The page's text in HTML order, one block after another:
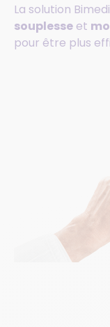
La solution
souplesse et
pour être plus